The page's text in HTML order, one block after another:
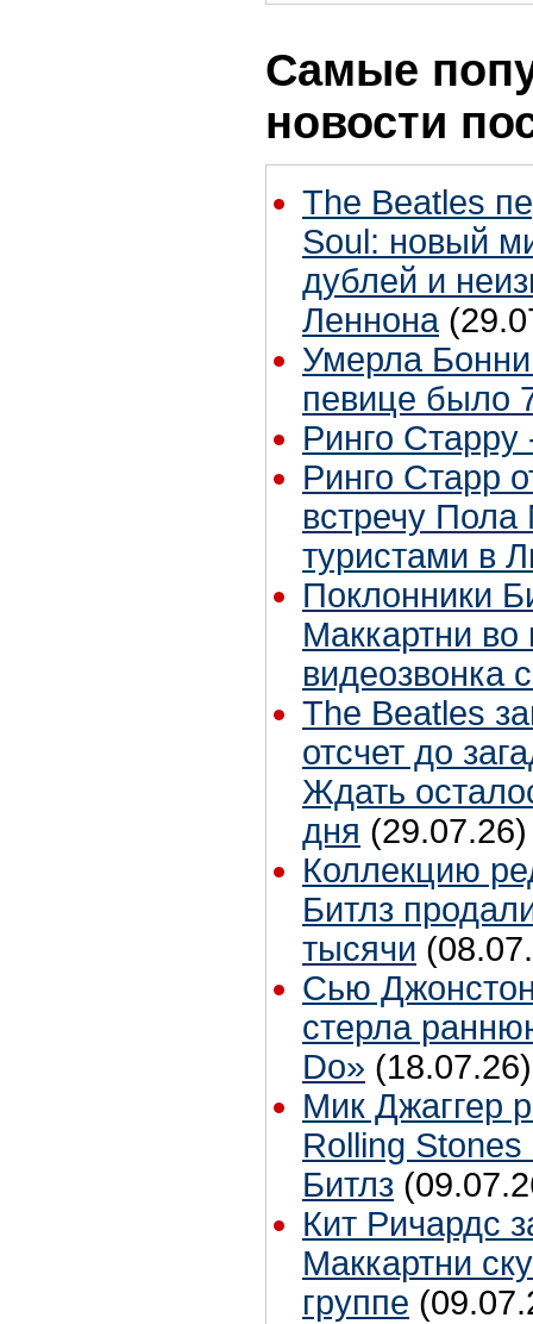
Самые
новости
The Beatles
Soul: новый
дублей и
Леннона
Умерла
певице было
Ринго Старру
Ринго Старр
встречу Пола
туристами в
Поклонники
Маккартни во
видеозвонка
The Beatles
отсчет до
Ждать
дня (29.07.26)
Коллекцию
Битлз
тысячи
Сью
стерла
Do» (18.07.26)
Мик Джаггер
Rolling Stones
Битлз
Кит Ричардс
Маккартни
группе